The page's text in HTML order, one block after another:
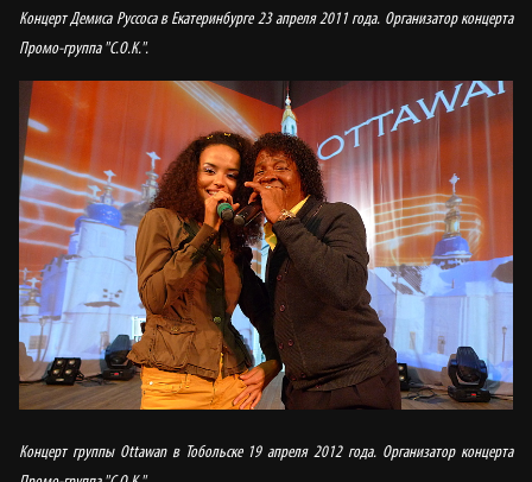
Концерт Демиса Руссоса в Екатеринбурге 23 апреля 2011 года. Организатор концерта
Промо-группа "С.О.К.".
Концерт группы Ottawan в Тобольске 19 апреля 2012 года. Организатор концерта